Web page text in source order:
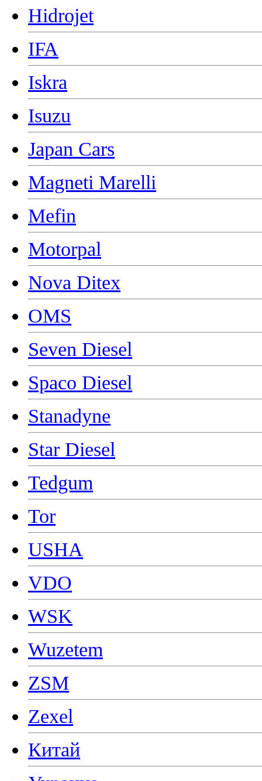
Hidrojet
IFA
Iskra
Isuzu
Japan Cars
Magneti Marelli
Mefin
Motorpal
Nova Ditex
OMS
Seven Diesel
Spaco Diesel
Stanadyne
Star Diesel
Tedgum
Tor
USHA
VDO
WSK
Wuzetem
ZSM
Zexel
Китай